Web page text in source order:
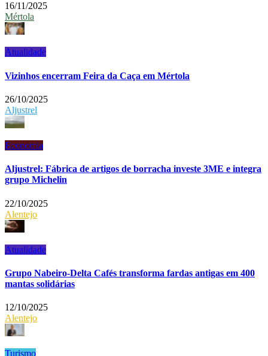
16/11/2025
Mértola
Atualidade
Vizinhos encerram Feira da Caça em Mértola
26/10/2025
Aljustrel
Economia
Aljustrel: Fábrica de artigos de borracha investe 3ME e integra
grupo Michelin
22/10/2025
Alentejo
Atualidade
Grupo Nabeiro-Delta Cafés transforma fardas antigas em 400
mantas solidárias
12/10/2025
Alentejo
Turismo